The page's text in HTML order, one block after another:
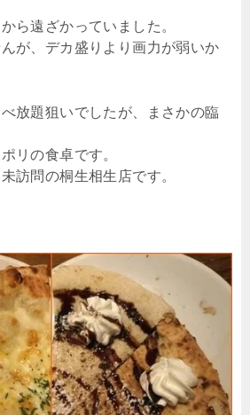
ら遠ざかっていました。
が、デカ盛りより画力が弱いか
放題狙いでしたが、まさかの臨
リの食卓です。
訪問の桐生相生店です。